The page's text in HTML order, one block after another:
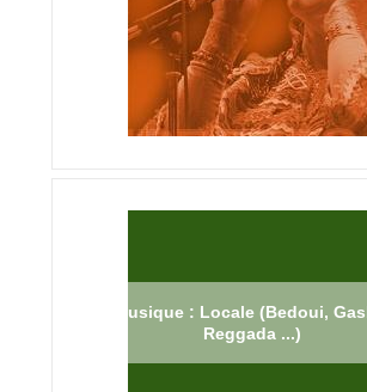
Musique : Locale (Bedoui,
Reggada ...)